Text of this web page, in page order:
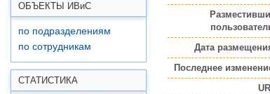
ОБЪЕКТЫ ИВиС
по подразделениям
по сотрудникам
СТАТИСТИКА
Дата
Последнее